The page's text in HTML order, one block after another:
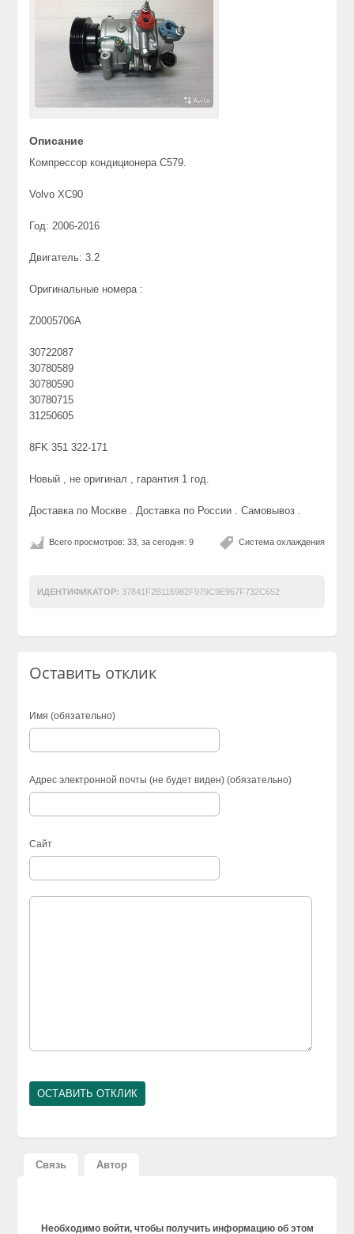
Описание
Компрессор кондиционера С579.
Volvo XC90
Год: 2006-2016
Двигатель: 3.2
Оригинальные номера :
Z0005706A
30722087
30780589
30780590
30780715
31250605
8FK 351 322-171
Новый , не оригинал , гарантия 1 год.
Доставка по Москве . Доставка по России . Самовывоз .
Система охлаждения
Всего просмотров: 33, за сегодня: 9
ИДЕНТИФИКАТОР: 37841F2B116982F979C9E967F732C652
Оставить отклик
Имя (обязательно)
Адрес электронной почты (не будет виден) (обязательно)
Сайт
Связь Автор
Необходимо войти, чтобы получить информацию об этом